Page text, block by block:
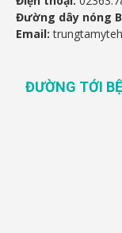
Đường dây nóng
Email:
ĐƯỜNG TỚI